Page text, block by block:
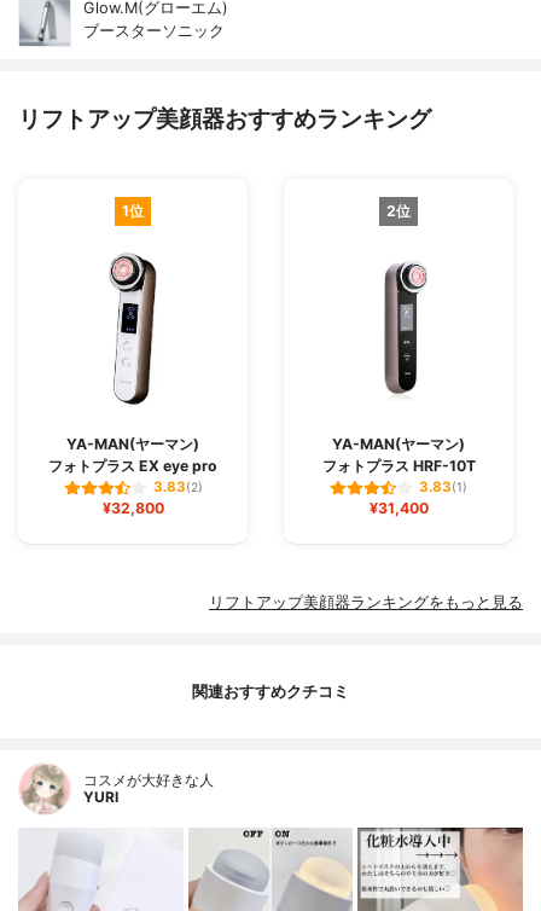
Glow.M(グローエム)
ブースターソニック
リフトアップ美顔器おすすめランキング
1位
YA-MAN(ヤーマン)
フォトプラス EX eye pro
3.83(2)
¥32,800
2位
YA-MAN(ヤーマン)
フォトプラス HRF-10T
3.83(1)
¥31,400
リフトアップ美顔器ランキングをもっと見る
関連おすすめクチコミ
コスメが大好きな人
YURI